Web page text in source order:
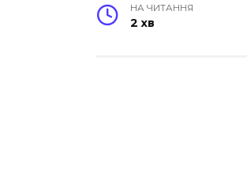
НА ЧИТАННЯ
2 хв